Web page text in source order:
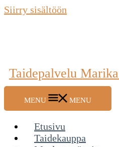
Siirry sisältöön
Taidepalvelu
MENU MENU
Etusivu
Taidekauppa